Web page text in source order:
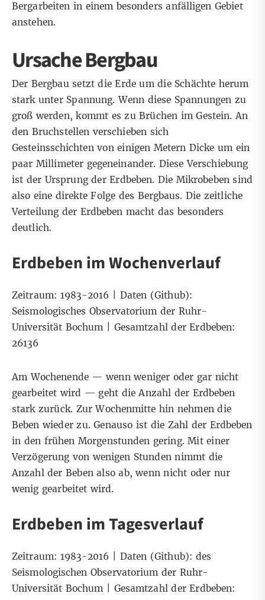
Bergarbeiten in einem besonders anfälligen Gebiet
anstehen.
Ursache Bergbau
Der Bergbau setzt die Erde um die Schächte herum
stark unter Spannung. Wenn diese Spannungen zu
groß werden, kommt es zu Brüchen im Gestein. An
den Bruchstellen verschieben sich
Gesteinsschichten von einigen Metern Dicke um ein
paar Millimeter gegeneinander. Diese Verschiebung
ist der Ursprung der Erdbeben. Die Mikrobeben sind
also eine direkte Folge des Bergbaus. Die zeitliche
Verteilung der Erdbeben macht das besonders
deutlich.
Erdbeben im Wochenverlauf
Zeitraum: 1983-2016 | Daten (Github):
Seismologisches Observatorium der Ruhr-
Universität Bochum | Gesamtzahl der Erdbeben:
26136
Am Wochenende — wenn weniger oder gar nicht
gearbeitet wird — geht die Anzahl der Erdbeben
stark zurück. Zur Wochenmitte hin nehmen die
Beben wieder zu. Genauso ist die Zahl der Erdbeben
in den frühen Morgenstunden gering. Mit einer
Verzögerung von wenigen Stunden nimmt die
Anzahl der Beben also ab, wenn nicht oder nur
wenig gearbeitet wird.
Erdbeben im Tagesverlauf
Zeitraum: 1983-2016 | Daten (Github): des
Seismologischen Observatorium der Ruhr-
Universität Bochum | Gesamtzahl der Erdbeben: